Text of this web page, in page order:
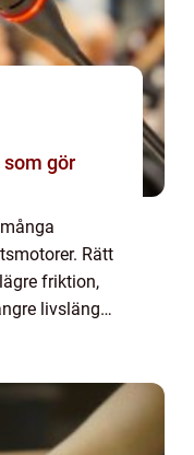
Rätt
friktion,
livslängd,